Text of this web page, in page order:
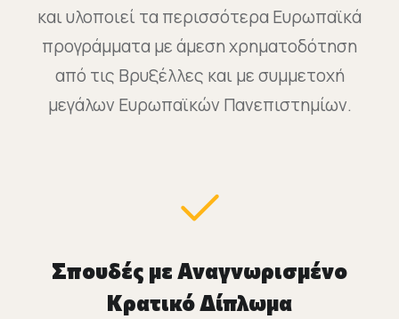
και υλοποιεί τα περισσότερα Ευρωπαϊκά
προγράμματα με άμεση χρηματοδότηση
από τις Βρυξέλλες και με συμμετοχή
μεγάλων Ευρωπαϊκών Πανεπιστημίων.
Σπουδές με Αναγνωρισμένο
Κρατικό Δίπλωμα